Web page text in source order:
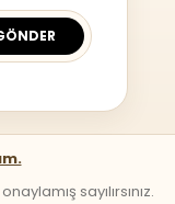
sayılırsınız.